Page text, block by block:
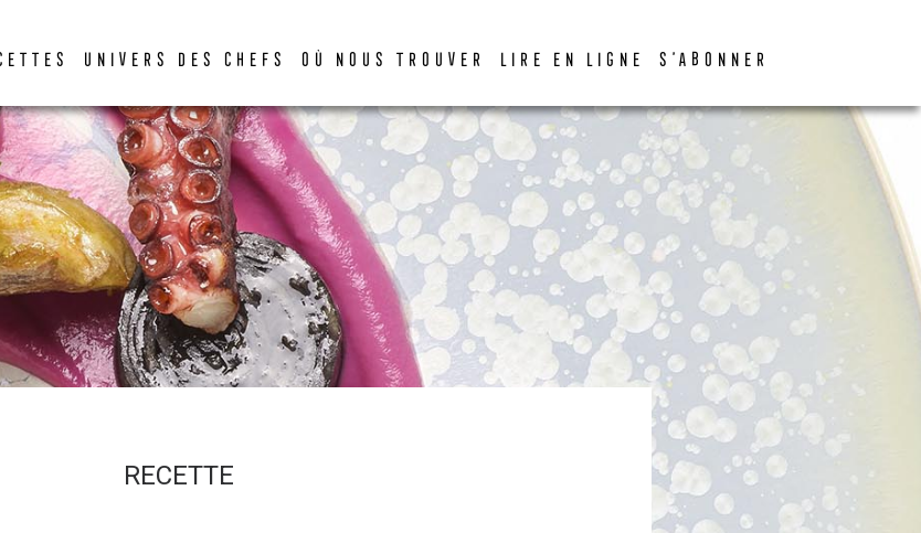
UNIVERS DES CHEFS OÙ NOUS TROUVER LIRE EN LIGNE S’ABONNER
RECETTE